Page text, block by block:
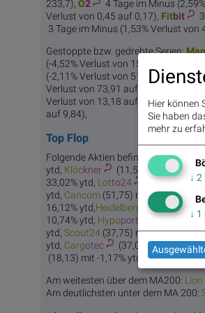
233,7), O2 4 Tage im Minus
Verlust von 0,45 auf 0,17), Fitbit
3 Tage im Minus (1,53% Verlust von
Gestoppte bzw. gedrehte Serien:
(-4,52% Verlust von 15,21 auf 14,52),
(-2,11% Verlust von 51,29 auf 50,21),
Verlust von 73,91 auf 72,4),
Verlust von 13,18 auf 12,5), Alcoa
auf 9,84),
Top Flop
Folgende Aktien befinden sich auf
ytd, Klöckner (11,51) mit 43,07%
33,02% ytd, Lotto24 (5,13) mit
ytd, Cancom(51,75) mit 18,34% ytd,
16,12% ytd,Heidelberger
10,74% ytd, Hypoport (91,87) mit
ytd, Scout24(37,75) mit 14,65% ytd,
ytd, Cargotec (37,02) mit 7,3%
(18,13) mit -1,17% ytd,
BT Group
Am weitesten über dem MA200: Lion
Am deutlichsten unter dem MA 200:
Hier können
Sie haben
mehr zu
↓ 2
↓ 1